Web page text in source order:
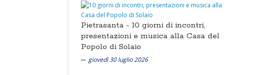
Pietrasanta - 10 giorni di incontri,
presentazioni e musica alla Casa del
Popolo di Solaio
giovedì 30 luglio 2026